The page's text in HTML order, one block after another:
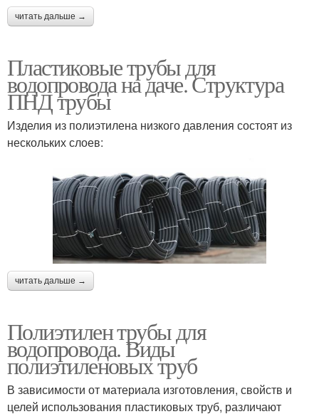
читать дальше →
Пластиковые трубы для
водопровода на даче. Структура
ПНД трубы
Изделия из полиэтилена низкого давления состоят из
нескольких слоев:
читать дальше →
Полиэтилен трубы для
водопровода. Виды
полиэтиленовых труб
В зависимости от материала изготовления, свойств и
целей использования пластиковых труб, различают